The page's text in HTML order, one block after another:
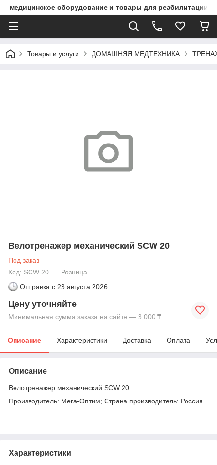
медицинское оборудование и товары для реабилитации
Товары и услуги ДОМАШНЯЯ МЕДТЕХНИКА
Велотренажер механический SCW 20
Под заказ
Код: SCW 20
Розница
Отправка с 23 августа 2026
Цену уточняйте
Минимальная сумма заказа на сайте — 3 000 ₸
Описание Характеристики Доставка Оплата
Описание
Велотренажер механический SCW 20
Производитель: Мега-Оптим; Страна производитель: Россия
Характеристики